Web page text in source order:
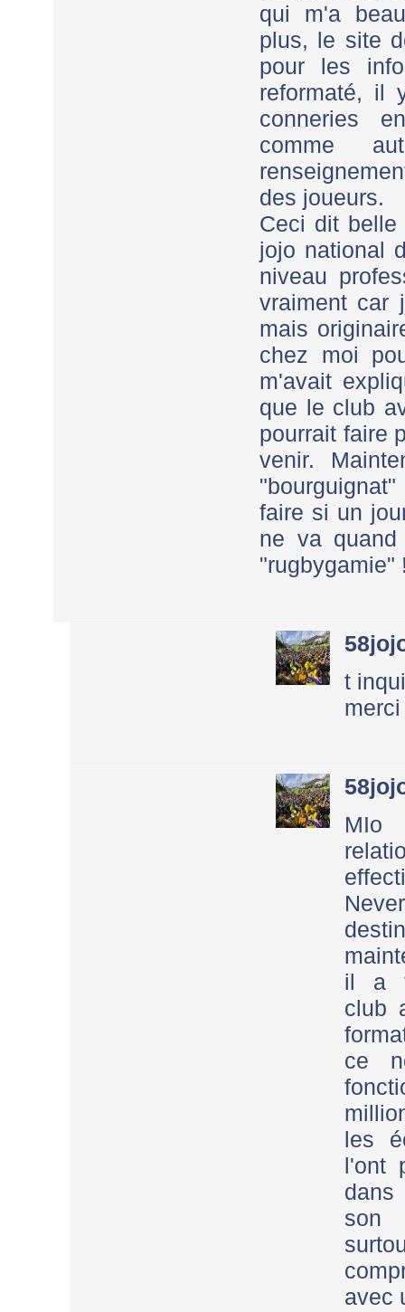
qui m'a
plus, le site
pour les
reformaté, il
conneries
comme
des joueurs.
Ceci dit belle
jojo national
niveau
vraiment car
mais
chez moi
m'avait
que le club
pourrait faire
venir.
faire si un
ne va
"rugbygamie"
t
merci
il a
club
ce
les
l'ont
dans
son
avec